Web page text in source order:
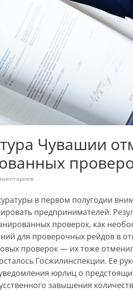
Чувашии
в первом полугодии
предпринимателей.
проверок, как
для проверочных рейдов в
проверок — их тоже
Госжилинспекции. Ее
юрлиц о
завышения